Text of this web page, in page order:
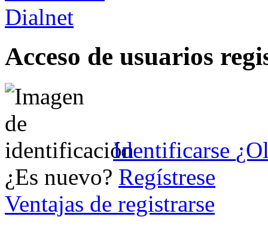
Acceso de usuarios
Identificarse
¿Es nuevo? Regístrese
Ventajas de registrarse